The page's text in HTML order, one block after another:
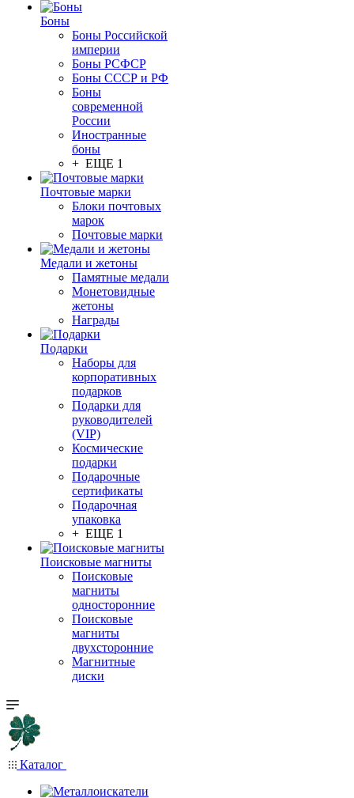
Боны
Боны Российской
империи
Боны РСФСР
Боны СССР и РФ
Боны
современной
России
Иностранные
боны
+ ЕЩЕ 1
Почтовые марки
Блоки почтовых
марок
Почтовые марки
Медали и жетоны
Памятные медали
Монетовидные
жетоны
Награды
Подарки
Наборы для
корпоративных
подарков
Подарки для
руководителей
(VIP)
Космические
подарки
Подарочные
сертификаты
Подарочная
упаковка
+ ЕЩЕ 1
Поисковые магниты
Поисковые
магниты
односторонние
Поисковые
магниты
двухсторонние
Магнитные
диски
Каталог